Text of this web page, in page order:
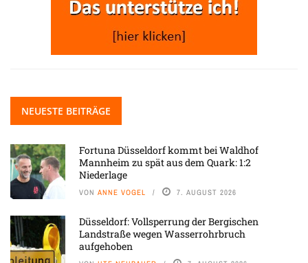
NEUESTE BEITRÄGE
Fortuna Düsseldorf kommt bei Waldhof
Mannheim zu spät aus dem Quark: 1:2
Niederlage
VON ANNE VOGEL 7. AUGUST 2026
Düsseldorf: Vollsperrung der Bergischen
Landstraße wegen Wasserrohrbruch
aufgehoben